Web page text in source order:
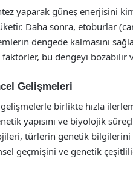
yaparak güneş enerjisini
Daha sonra, etoburlar
dengede kalmasını
bu dengeyi bozabilir
Gelişmeleri
birlikte hızla
yapısını ve biyolojik
türlerin genetik bilgilerini
geçmişini ve genetik